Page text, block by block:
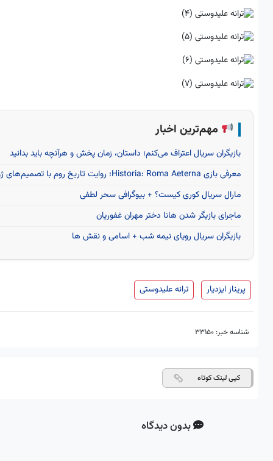
مهم‌ترین اخبار
بازیگران سریال اعتراف می‌کنم؛ داستان، زمان پخش و هرآنچه باید بدانید
معرفی بازی Historia: Roma Aeterna؛ روایت تاریخ روم با تصمیم‌های ژولیوس سزار
مارال سریال کوری کیست؟ + بیوگرافی سحر لطفی
ماجرای بازیگر شدن هانا دختر مهران غفوریان
بازیگران سریال رویای نیمه شب + اسامی و نقش ها
پریناز ایزدیار ترانه علیدوستی
شناسه خبر:
کپی لینک کوتاه
بدون دیدگاه